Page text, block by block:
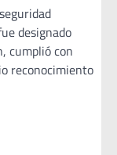
designado
cumplió con
reconocimiento